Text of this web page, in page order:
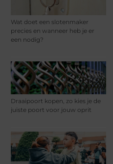
Wat doet een slotenmaker
precies en wanneer heb je er
een nodig?
Draaipoort kopen, zo kies je de
juiste poort voor jouw oprit